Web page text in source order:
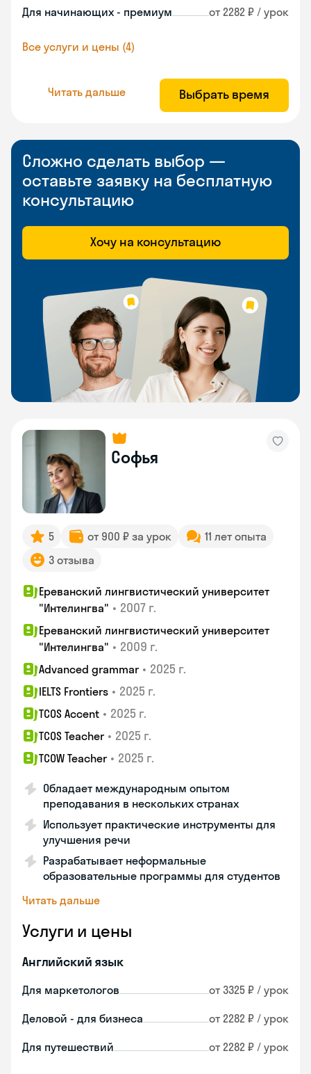
Для начинающих - премиум от 2282 ₽ / урок
Все услуги и цены (4)
Читать дальше Выбрать время
Сложно сделать выбор —
оставьте заявку на бесплатную
консультацию
Хочу на консультацию
Софья
5 от 900 ₽ за урок
11 лет опыта
3 отзыва
Ереванский лингвистический университет
"Интелингва" • 2007 г.
Ереванский лингвистический университет
"Интелингва" • 2009 г.
Advanced grammar • 2025 г.
IELTS Frontiers • 2025 г.
TCOS Accent • 2025 г.
TCOS Teacher • 2025 г.
TCOW Teacher • 2025 г.
Обладает международным опытом
преподавания в нескольких странах
Использует практические инструменты для
улучшения речи
Разрабатывает неформальные
образовательные программы для студентов
Читать дальше
Услуги и цены
Английский язык
Для маркетологов от 3325 ₽ / урок
Деловой - для бизнеса от 2282 ₽ / урок
Для путешествий от 2282 ₽ / урок